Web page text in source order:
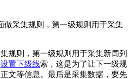
做采集规则，第一级规则用于采集
规则，第一级规则用于采集新闻列
设置下级线索，这是为了让下一级规
文等信息。最后是采集数据，要先